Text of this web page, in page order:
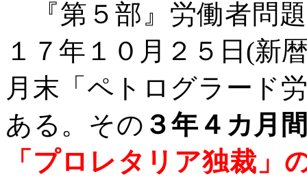
『第５部』労働者問
１７年１０月２５日 (新
月末「ペトログラード
ある。その ３年４カ月
「プロレタリア独裁」